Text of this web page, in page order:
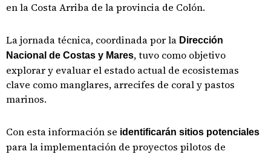
en la Costa Arriba de la provincia de Colón.
La jornada técnica, coordinada por la Dirección
Nacional de Costas y Mares, tuvo como objetivo
explorar y evaluar el estado actual de ecosistemas
clave como manglares, arrecifes de coral y pastos
marinos.
Con esta información se identificarán sitios potenciales
para la implementación de proyectos pilotos de